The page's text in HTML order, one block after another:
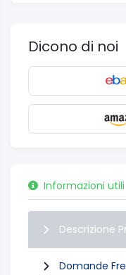
Dicono di noi
Informazioni utili
Descrizione
Domande